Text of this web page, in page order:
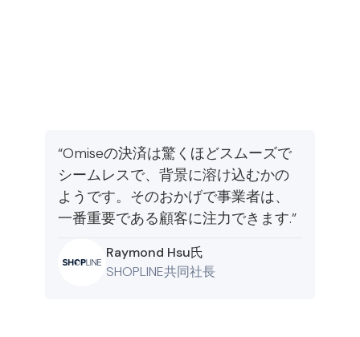
“Omiseの決済は驚くほどスムーズで
シームレスで、背景に溶け込むかの
ようです。そのおかげで事業者は、
一番重要である顧客に注力できます.”
Raymond Hsu氏
SHOPLINE共同社長